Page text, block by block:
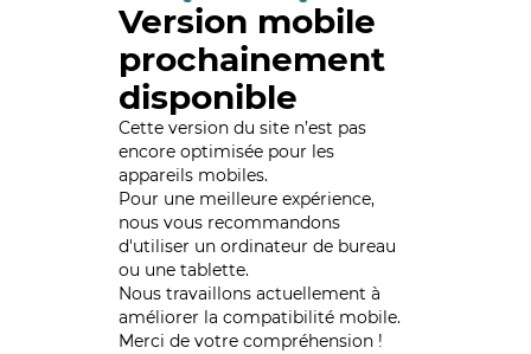
Version mobile
prochainement
disponible
Cette version du site n’est pas
encore optimisée pour les
appareils mobiles.
Pour une meilleure expérience,
nous vous recommandons
d'utiliser un ordinateur de bureau
ou une tablette.
Nous travaillons actuellement à
améliorer la compatibilité mobile.
Merci de votre compréhension !